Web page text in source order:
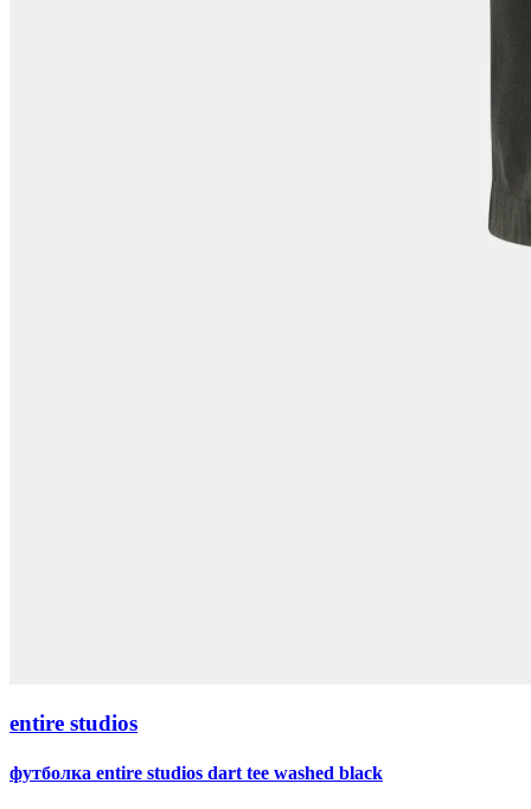
entire studios
футболка entire studios dart tee washed black